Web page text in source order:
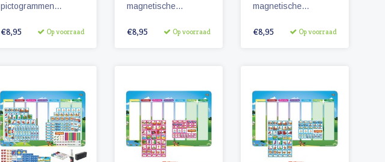
pictogrammen
vakken die op de
€8,95 Op voorraad
magnetische
pictogrammen voor
€8,95 Op voorraad
magnetische
pictogrammen voor
€8,95 Op voorraad